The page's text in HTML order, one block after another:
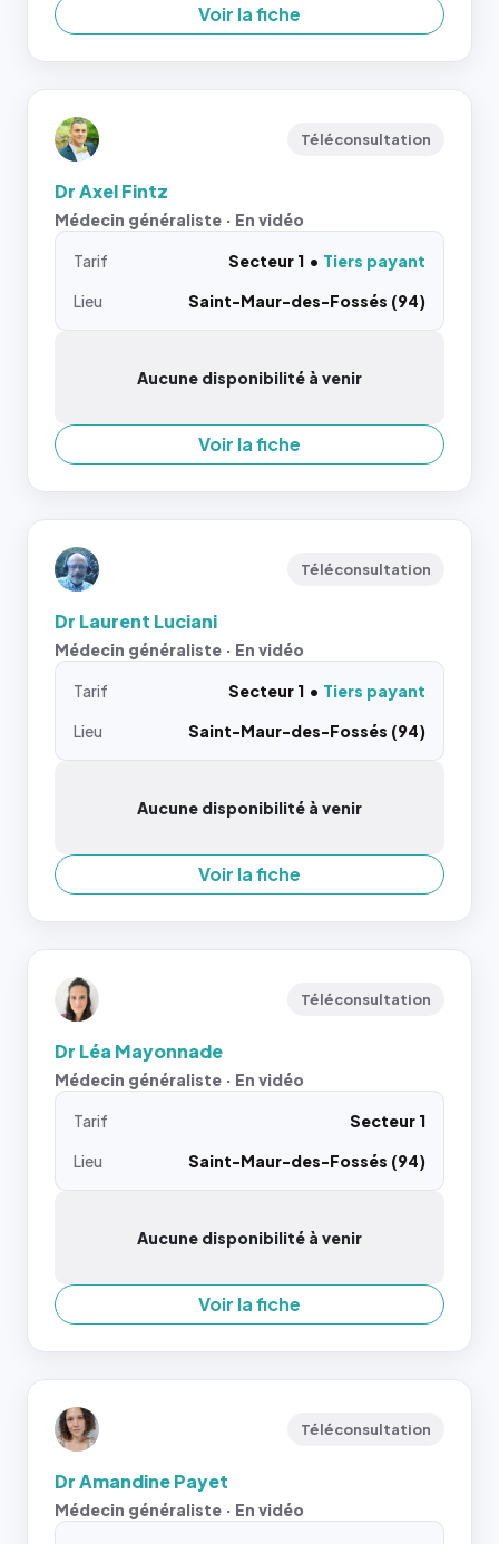
Voir la fiche
Téléconsultation
Dr Axel Fintz
Médecin généraliste · En vidéo
Tarif Secteur 1
Tiers payant
Lieu
Saint-Maur-des-Fossés (94)
Aucune disponibilité à venir
Voir la fiche
Téléconsultation
Dr Laurent Luciani
Médecin généraliste · En vidéo
Tarif Secteur 1
Tiers payant
Lieu
Saint-Maur-des-Fossés (94)
Aucune disponibilité à venir
Voir la fiche
Téléconsultation
Dr Léa Mayonnade
Médecin généraliste · En vidéo
Tarif
Secteur 1
Lieu
Saint-Maur-des-Fossés (94)
Aucune disponibilité à venir
Voir la fiche
Téléconsultation
Dr Amandine Payet
Médecin généraliste · En vidéo